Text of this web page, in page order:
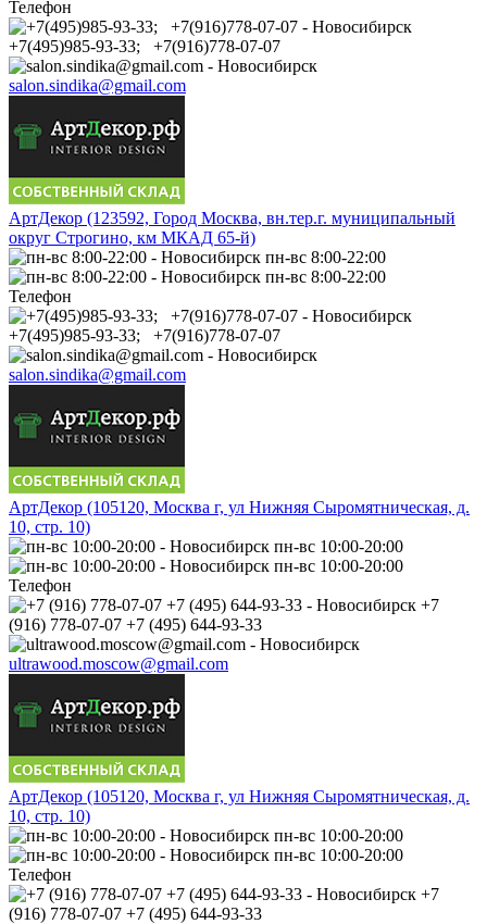
Телефон
+7(495)985-93-33; +7(916)778-07-07
salon.sindika@gmail.com
АртДекор (123592, Город Москва, вн.тер.г. муниципальный
округ Строгино, км МКАД 65-й)
пн-вс 8:00-22:00
пн-вс 8:00-22:00
Телефон
+7(495)985-93-33; +7(916)778-07-07
salon.sindika@gmail.com
АртДекор (105120, Москва г, ул Нижняя Сыромятническая, д.
10, стр. 10)
пн-вс 10:00-20:00
пн-вс 10:00-20:00
Телефон
+7
(916) 778-07-07 +7 (495) 644-93-33
ultrawood.moscow@gmail.com
АртДекор (105120, Москва г, ул Нижняя Сыромятническая, д.
10, стр. 10)
пн-вс 10:00-20:00
пн-вс 10:00-20:00
Телефон
+7
(916) 778-07-07 +7 (495) 644-93-33